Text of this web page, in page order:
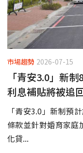
市場趨勢 2026-07-15
「青安3.0」新
利息補貼將被追
「青安3.0」新制預
條款並針對婚育家庭
化貸...